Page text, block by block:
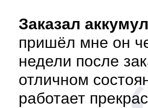
Заказал
пришёл мне он
недели после
отличном
работает